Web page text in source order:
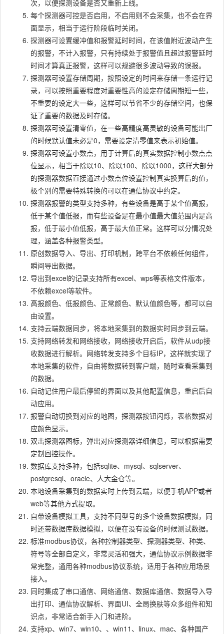
次，以便探测设备是否又重新上线。
每个探测器可控是否启用，不启用则不会采集，也不会在界
面显示，相当于运行阶段临时关闭。
探测器可设置缓冲值和报警延时时间，在该值附近波动产生
的报警，不计入报警，只有持续处于报警值且超过报警延时
时间才算真正报警，这样可以规避很多波动导致的误报。
探测器可设置存储周期，按照设定的时间来存储一条运行记
录，可以按照重要程度对重要性高的设定存储周期短一些，
不重要的设定大一些，这样可以节省不少的存储空间，也保
证了重要的数据及时存储。
探测器可设置清零值，在一些高精度高灵敏的设备可能出厂
的时候默认值未必是0，需要设定清零值来表示初始值。
探测器可设置小数点，用于计算后的真实数据控制小数点点
位显示，相当于除以10、除以100、除以1000，这样大部分
的探测器数据直接通过小数点位设置控制真实换算后的值，
极个别的需要特殊转换的可以在通信协议中约定。
探测器报警的类型支持多种，有些设备是高于某个值高报，
低于某个值低报，而有些设备是在最小值最大值范围内是高
报，低于最小值低报，高于最大值正常。这样可以分情况处
理，涵盖各种报警类型。
原创数据导入、导出、打印机制，跨平台不依赖任何组件，
瞬间导出数据。
导出到excel的记录支持所有excel、wps等表格文件版本，
不依赖excel等软件。
高报颜色、低报颜色、正常颜色、默认值颜色等，都可以自
由设置。
支持云端数据同步，将本地采集到的数据实时同步到云端。
支持网络转发和网络接收，网络接收开启后，软件从udp接
收数据进行解析。网络转发支持多个目标IP，这样就实现了
本地采集的软件，自由将数据转到客户端，随时查看采集到
的数据。
自动记住用户最后停留的界面以及其他配置信息，重启后自
动应用。
报警自动切换到对应的地图，探测器按钮闪烁，表格数据对
应颜色显示。
双击探测器图标，弹出对应探测器详细信息，可以根据需要
定制回控操作。
数据库支持多种，包括sqlite、mysql、sqlserver、
postgresql、oracle、人大金仓等。
本地设备采集到的数据实时上传到云端，以便手机APP或者
web等其他方式提取。
自带设备模拟工具，支持不同型号的多个设备数据模拟，同
时还带数据库数据模拟，以便在没有设备的时候测试数据。
标准modbus协议，各种控制器类型、探测器类型、种类、
符号等全部自定义，非常灵活和强大，通信协议示例数据非
常完整，通用各种modbus协议系统，适用于各种应用场景
接入。
同时集成了串口通信、网络通信、数据库通信、数据导入导
出打印、通信协议解析、界面UI、全局换肤等众多组件和知
识点，非常适合新手入门和进阶。
支持xp、win7、win10、、win11、linux、mac、各种国产